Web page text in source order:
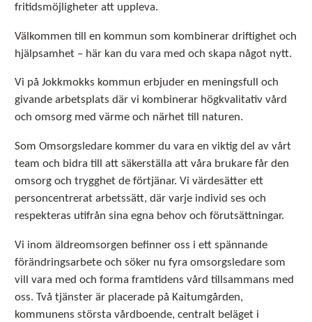
fritidsmöjligheter att uppleva.
Välkommen till en kommun som kombinerar driftighet och
hjälpsamhet – här kan du vara med och skapa något nytt.
Vi på Jokkmokks kommun erbjuder en meningsfull och
givande arbetsplats där vi kombinerar högkvalitativ vård
och omsorg med värme och närhet till naturen.
Som Omsorgsledare kommer du vara en viktig del av vårt
team och bidra till att säkerställa att våra brukare får den
omsorg och trygghet de förtjänar. Vi värdesätter ett
personcentrerat arbetssätt, där varje individ ses och
respekteras utifrån sina egna behov och förutsättningar.
Vi inom äldreomsorgen befinner oss i ett spännande
förändringsarbete och söker nu fyra omsorgsledare som
vill vara med och forma framtidens vård tillsammans med
oss. Två tjänster är placerade på Kaitumgården,
kommunens största vårdboende, centralt beläget i